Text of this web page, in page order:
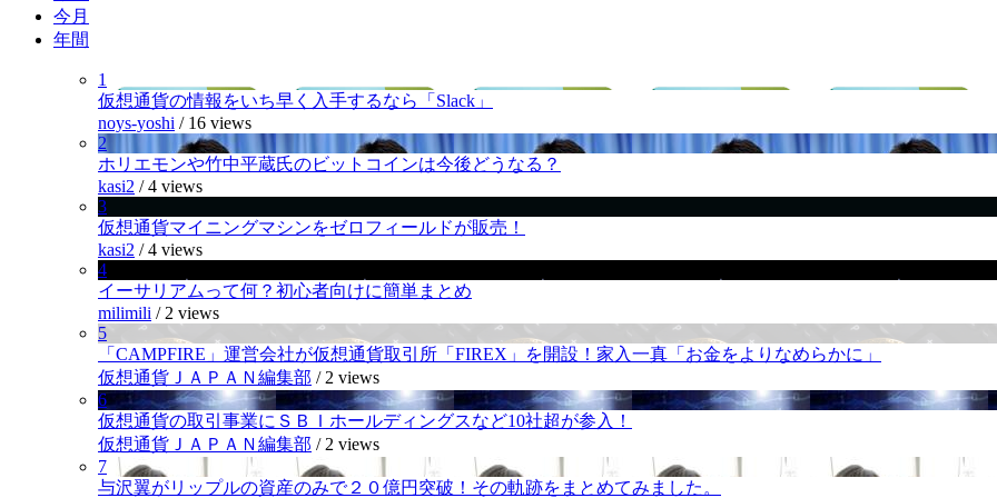
今月
年間
1
仮想通貨の情報をいち早く入手するなら「Slack」
noys-yoshi / 16 views
2
ホリエモンや竹中平蔵氏のビットコインは今後どうなる？
kasi2 /4 views
3
仮想通貨マイニングマシンをゼロフィールドが販売！
kasi2 /4 views
4
イーサリアムって何？初心者向けに簡単まとめ
milimili / 2 views
5
「CAMPFIRE」運営会社が仮想通貨取引所「FIREX」を開設！家入一真「お金をよりなめらかに」
仮想通貨ＪＡＰＡＮ編集部 / 2 views
6
仮想通貨の取引事業にＳＢＩホールディングスなど10社超が参入！
仮想通貨ＪＡＰＡＮ編集部 / 2 views
7
与沢翼がリップルの資産のみで２０億円突破！その軌跡をまとめてみました。